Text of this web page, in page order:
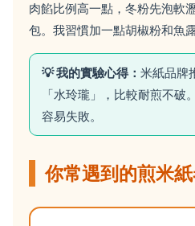
肉餡比例高一點，冬粉先泡軟
包。我習慣加一點胡椒粉和魚
💡 我的實驗心得： 米紙品牌
「水玲瓏」，比較耐煎不破
容易失敗。
你常遇到的煎米